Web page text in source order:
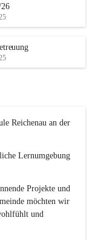
Reichenau an der
Lernumgebung
Projekte und
möchten wir
und